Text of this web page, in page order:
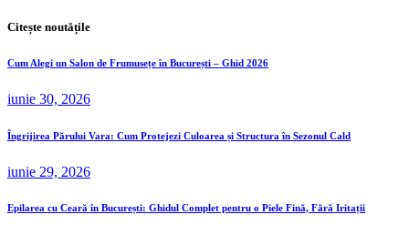
Citește noutățile
Cum Alegi un Salon de Frumusețe în București – Ghid 2026
iunie 30, 2026
Îngrijirea Părului Vara: Cum Protejezi Culoarea și Structura în Sezonul Cald
iunie 29, 2026
Epilarea cu Ceară în București: Ghidul Complet pentru o Piele Fină, Fără Iritații